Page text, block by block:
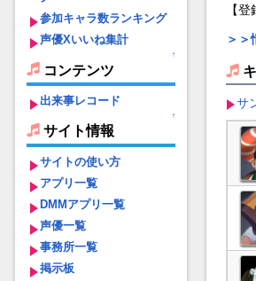
参加キャラ数ランキング
声優Xいいね集計
↑
コンテンツ
出来事レコード
↑
サイト情報
サイトの使い方
アプリ一覧
DMMアプリ一覧
声優一覧
事務所一覧
掲示板
【
＞＞
サ